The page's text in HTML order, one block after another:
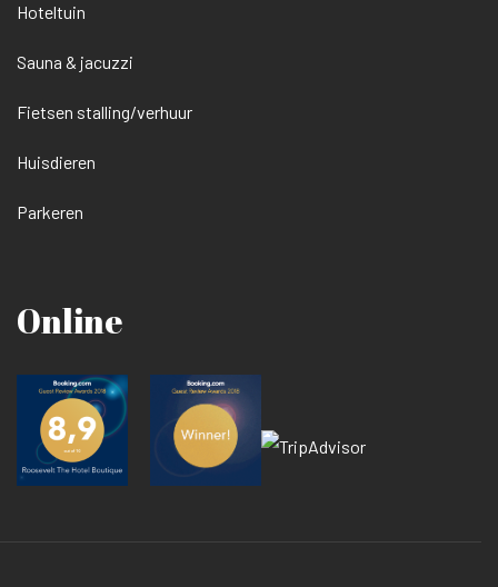
Hoteltuin
Sauna & jacuzzi
Fietsen stalling/verhuur
Huisdieren
Parkeren
Online